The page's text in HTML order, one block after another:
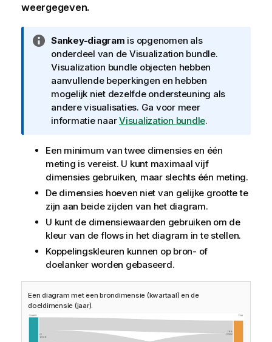
weergegeven.
I
n
f
o
r
m
a
i
e
Sankey-diagram is opgenomen als
onderdeel van de Visualization bundle.
Visualization bundle objecten hebben
aanvullende beperkingen en hebben
mogelijk niet dezelfde ondersteuning als
andere visualisaties. Ga voor meer
informatie naarVisualization bundle.
Een minimum van twee dimensies en één
meting is vereist. U kunt maximaal vijf
dimensies gebruiken, maar slechts één meting.
De dimensies hoeven niet van gelijke grootte te
zijn aan beide zijden van het diagram.
U kunt de dimensiewaarden gebruiken om de
kleur van de flows in het diagram in te stellen.
Koppelingskleuren kunnen op bron- of
doelanker worden gebaseerd.
Een diagram met een brondimensie (kwartaal) en de
doeldimensie (jaar).